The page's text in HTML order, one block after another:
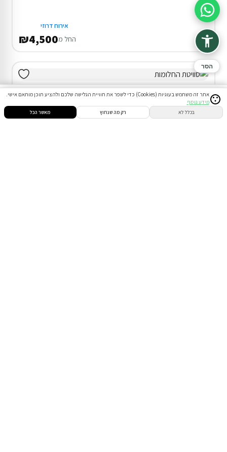
הזמנות הודעות התחבר
אירוח דרוזי
החל מ₪4,500
אתר זה משתמש בעוגיות (Cookies) כדי לשפר את חוויית הגלישה שלכם ולהציע תוכן מותאם אישי.
מידע נוסף
בכלל לא רק מה שנחוץ מאשר הכל
סיוע בהזמנה
הסר